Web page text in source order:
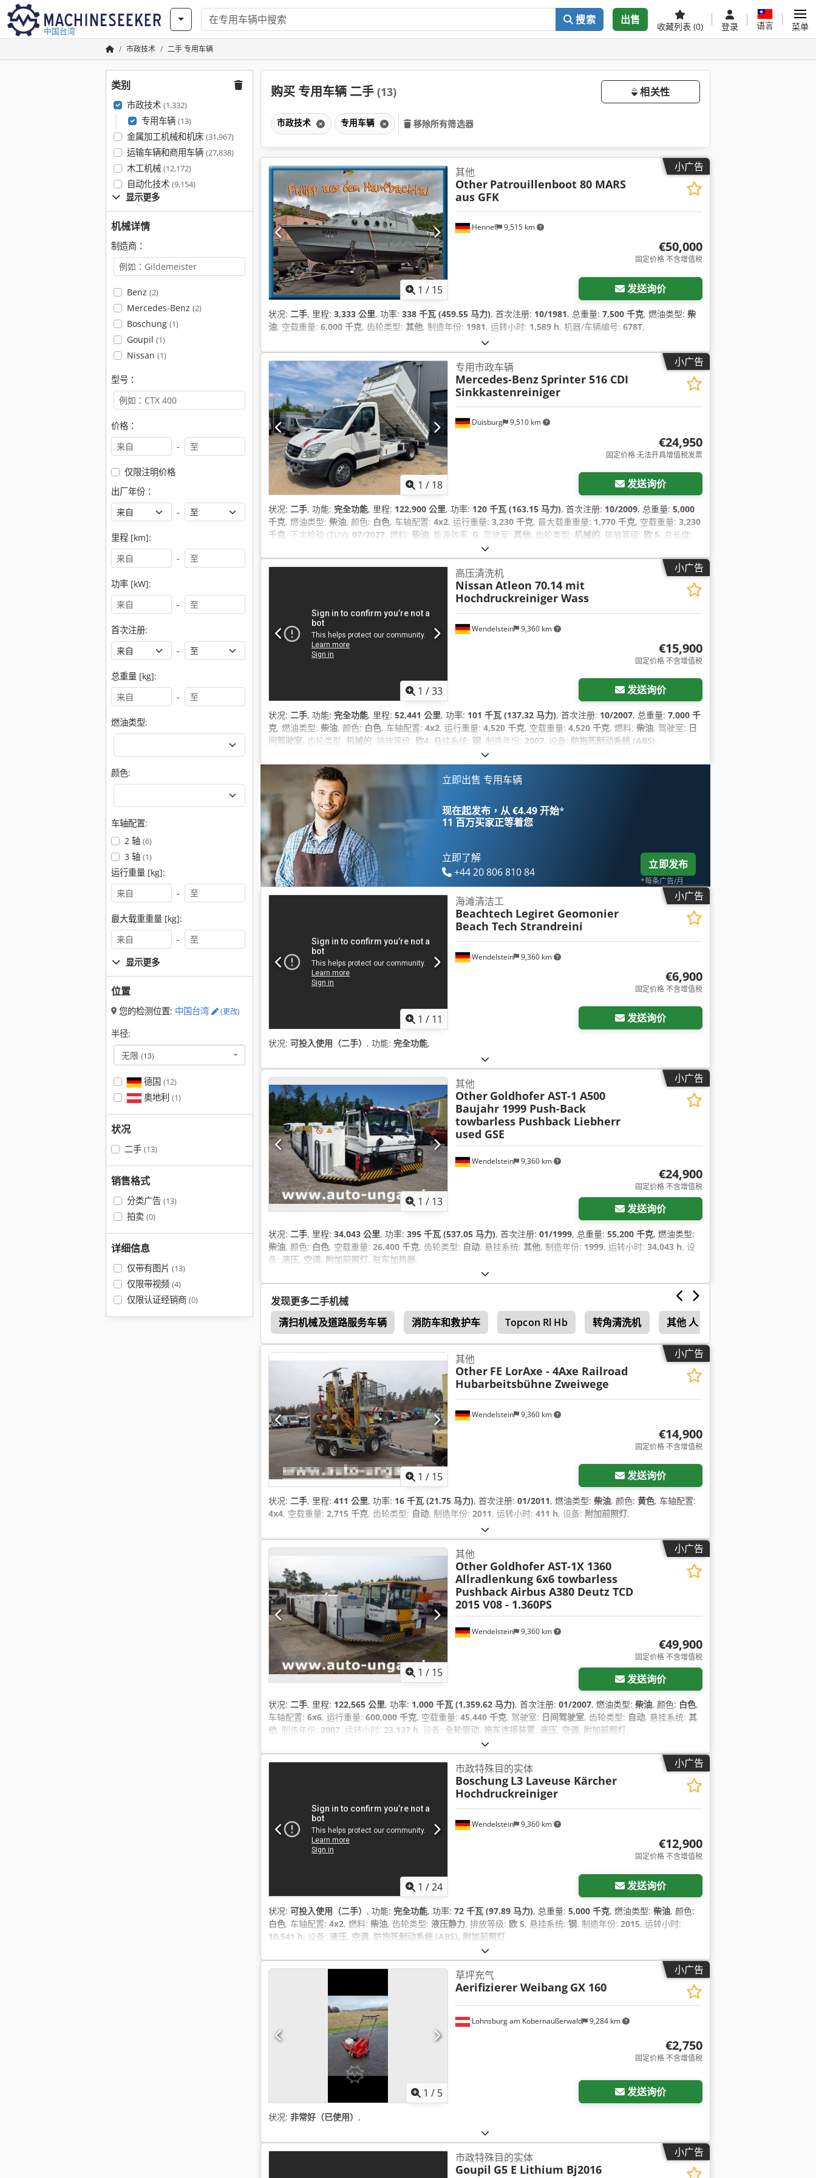
中国台湾
搜索 出售
收藏列表 (0) 登录 语言 菜单
市政技术 二手 专用车辆
类别
市政技术 (1,332)
专用车辆 (13)
金属加工机械和机床 (31,967)
运输车辆和商用车辆 (27,838)
木工机械 (12,172)
自动化技术 (9,154)
显示更多
机械详情
制造商：
Benz (2)
Mercedes-Benz (2)
Boschung (1)
Goupil (1)
Nissan (1)
型号：
价格：
-
仅限注明价格
出厂年份：
-
里程 [km]:
-
功率 [kW]:
-
首次注册:
-
总重量 [kg]:
-
燃油类型:
颜色:
车轴配置:
2 轴 (6)
3 轴 (1)
运行重量 [kg]:
-
最大载重重量 [kg]:
-
显示更多
位置
您的检测位置: 中国台湾 (更改)
半径:
无限 (13)
德国 (12)
奥地利 (1)
状况
二手 (13)
销售格式
分类广告 (13)
拍卖 (0)
详细信息
仅带有图片 (13)
仅限带视频 (4)
仅限认证经销商 (0)
购买 专用车辆 二手 (13) 相关性
市政技术 专用车辆 移除所有筛选器
小广告
1 / 15
Hennef 9,515 km
其他
Other Patrouillenboot 80 MARS
aus GFK
€50,000
固定价格 不含增值税
发送询价
状况: 二手, 里程: 3,333 公里, 功率: 338 千瓦 (459.55 马力), 首次注册: 10/1981, 总重量: 7,500 千克, 燃油类型: 柴
油, 空载重量: 6,000 千克, 齿轮类型: 其他, 制造年份: 1981, 运转小时: 1,589 h, 机器/车辆编号: 678T,
小广告
1 / 18
Duisburg 9,510 km
专用市政车辆
Mercedes-BenzSprinter 516 CDI
Sinkkastenreiniger
€24,950
固定价格 无法开具增值税发票
发送询价
状况: 二手, 功能: 完全功能, 里程: 122,900 公里, 功率: 120 千瓦 (163.15 马力), 首次注册: 10/2009, 总重量: 5,000
千克, 燃油类型: 柴油, 颜色: 白色, 车轴配置: 4x2, 运行重量: 3,230 千克, 最大载重重量: 1,770 千克, 空载重量: 3,230
千克, 下次检验 (TÜV): 07/2027, 燃料: 柴油, 能源效率: G, 驾驶室: 其他, 齿轮类型: 机械的, 排放等级: 欧 5, 总长度:
, 座位数量:
低噪音, 动力转向, 卡车注册, 安全气囊, 液压, 烟尘过滤器, 电动窗调节, 防抱死制动系统 (ABS),
小广告
1 /33
Wendelstein 9,360 km
高压清洗机
Nissan Atleon 70.14 mit
Hochdruckreiniger Wass
€15,900
固定价格 不含增值税
发送询价
状况: 二手, 功能: 完全功能, 里程: 52,441 公里, 功率: 101 千瓦 (137.32 马力), 首次注册: 10/2007, 总重量: 7,000 千
克, 燃油类型: 柴油, 颜色: 白色, 车轴配置: 4x2, 运行重量: 4,520 千克, 空载重量: 4,520 千克, 燃料: 柴油, 驾驶室: 日
间驾驶室, 齿轮类型: 机械的, 排放等级: 欧4, 悬挂系统: 钢, 制造年份: 2007, 设备: 防抱死制动系统 (ABS),
立即出售 专用车辆
现在起发布，从 €4.49 开始*
11 百万买家正等着您
立即了解
+44 20 806 810 84
立即发布
*每条广告/月
小广告
1 / 11
Wendelstein 9,360 km
海滩清洁工
Beachtech Legiret Geomonier
Beach Tech Strandreini
€6,900
固定价格 不含增值税
发送询价
状况: 可投入使用（二手） , 功能: 完全功能,
小广告
1 / 13
Wendelstein 9,360 km
其他
Other Goldhofer AST-1 A500
Baujahr 1999 Push-Back
towbarless Pushback Liebherr
used GSE
€24,900
固定价格 不含增值税
发送询价
状况: 二手, 里程: 34,043 公里, 功率: 395 千瓦 (537.05 马力), 首次注册: 01/1999, 总重量: 55,200 千克, 燃油类型:
柴油, 颜色: 白色, 空载重量: 26,400 千克, 齿轮类型: 自动, 悬挂系统: 其他, 制造年份: 1999, 运转小时: 34,043 h, 设
备: 液压, 空调, 附加前照灯, 驻车加热器,
发现更多二手机械
清扫机械及道路服务车辆
消防车和救护车 Topcon Rl Hb 转角清洗机 其他 人
小广告
1 / 15
Wendelstein 9,360 km
其他
Other FE LorAxe - 4Axe Railroad
Hubarbeitsbühne Zweiwege
€14,900
固定价格 不含增值税
发送询价
状况: 二手, 里程: 411 公里, 功率: 16 千瓦 (21.75 马力), 首次注册: 01/2011, 燃油类型: 柴油, 颜色: 黄色, 车轴配置:
4x4, 空载重量: 2,715 千克, 齿轮类型: 自动, 制造年份: 2011, 运转小时: 411 h, 设备: 附加前照灯,
小广告
1 / 15
Wendelstein 9,360 km
其他
Other Goldhofer AST-1X 1360
Allradlenkung 6x6 towbarless
Pushback Airbus A380 Deutz TCD
2015 V08 - 1.360PS
€49,900
固定价格 不含增值税
发送询价
状况: 二手, 里程: 122,565 公里, 功率: 1,000 千瓦 (1,359.62 马力), 首次注册: 01/2007, 燃油类型: 柴油, 颜色: 白色,
车轴配置: 6x6, 运行重量: 600,000 千克, 空载重量: 45,440 千克, 驾驶室: 日间驾驶室, 齿轮类型: 自动, 悬挂系统: 其
他, 制造年份: 2007, 运转小时: 23,137 h, 设备: 全轮驱动, 拖车连接装置, 液压, 空调, 附加前照灯,
小广告
1 /24
Wendelstein 9,360 km
市政特殊目的实体
Boschung L3 Laveuse Kärcher
Hochdruckreiniger
€12,900
固定价格 不含增值税
发送询价
状况: 可投入使用（二手） , 功能: 完全功能, 功率: 72 千瓦 (97.89 马力), 总重量: 5,000 千克, 燃油类型: 柴油, 颜色:
白色, 车轴配置: 4x2, 燃料: 柴油, 齿轮类型: 液压静力, 排放等级: 欧 5, 悬挂系统: 钢, 制造年份: 2015, 运转小时:
10,541 h, 设备: 液压, 空调, 防抱死制动系统 (ABS), 附加前照灯,
小广告
1 / 5
Lohnsburg am Kobernaußerwald 9,284 km
草坪充气
Aerifizierer Weibang GX 160
€2,750
固定价格 不含增值税
发送询价
状况: 非常好（已使用） ,
小广告
市政特殊目的实体
Goupil G5 E Lithium Bj2016